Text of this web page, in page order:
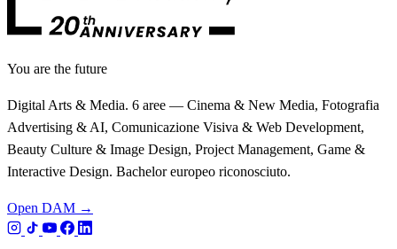
You are the future
Digital Arts & Media. 6 aree — Cinema & New Media, Fotografia
Advertising & AI, Comunicazione Visiva & Web Development,
Beauty Culture & Image Design, Project Management, Game &
Interactive Design. Bachelor europeo riconosciuto.
Open DAM →